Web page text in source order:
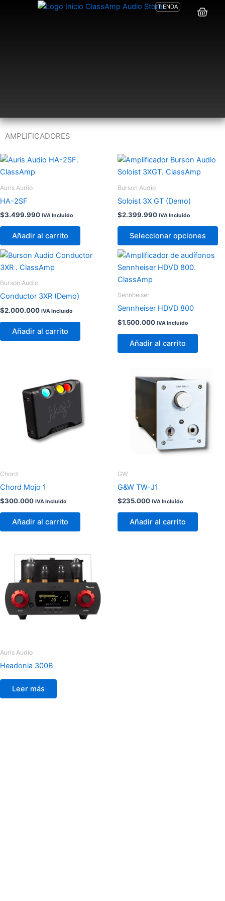
TIENDA
AMPLIFICADORES
Auris Audio
HA-2SF
$3.499.990 IVA Incluido
Añadir al carrito
Burson Audio
Soloist 3X GT (Demo)
$2.399.990 IVA Incluido
Seleccionar opciones
Este
producto
tiene
Las
opciones
se
pueden
elegir
en
la
página
producto
Burson Audio
Conductor 3XR (Demo)
$2.000.000 IVA Incluido
Añadir al carrito
Sennheiser
Sennheiser HDVD 800
$1.500.000 IVA Incluido
Añadir al carrito
Chord
Chord Mojo 1
$300.000 IVA Incluido
Añadir al carrito
GW
G&W TW-J1
$235.000 IVA Incluido
Añadir al carrito
Auris Audio
Headonia 300B
Leer más